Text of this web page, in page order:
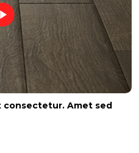
consectetur. Amet sed